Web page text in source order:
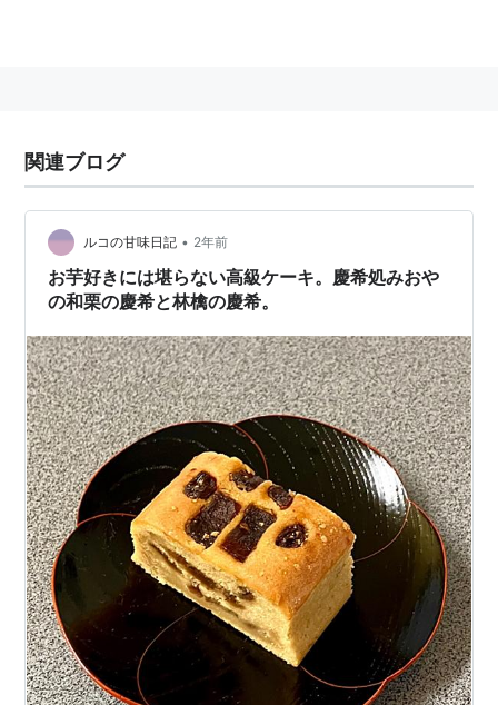
関連ブログ
ルコの甘味日記 • 2年前
お芋好きには堪らない高級ケーキ。慶希処みおや
の和栗の慶希と林檎の慶希。